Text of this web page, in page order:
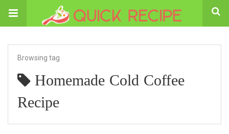
Browsing tag
Homemade Cold Coffee
Recipe